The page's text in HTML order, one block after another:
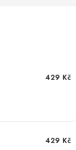
429 Kč
429 Kč